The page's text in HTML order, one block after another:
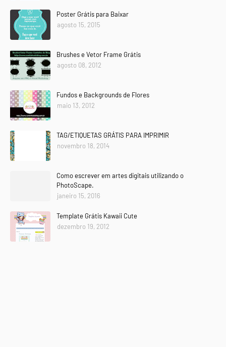
Poster Grátis para Baixar
agosto 15, 2015
Brushes e Vetor Frame Grátis
agosto 08, 2012
Fundos e Backgrounds de Flores
maio 13, 2012
TAG/ETIQUETAS GRÁTIS PARA IMPRIMIR
novembro 18, 2014
Como escrever em artes digitais utilizando o
PhotoScape.
janeiro 15, 2016
Template Grátis Kawaii Cute
dezembro 19, 2012